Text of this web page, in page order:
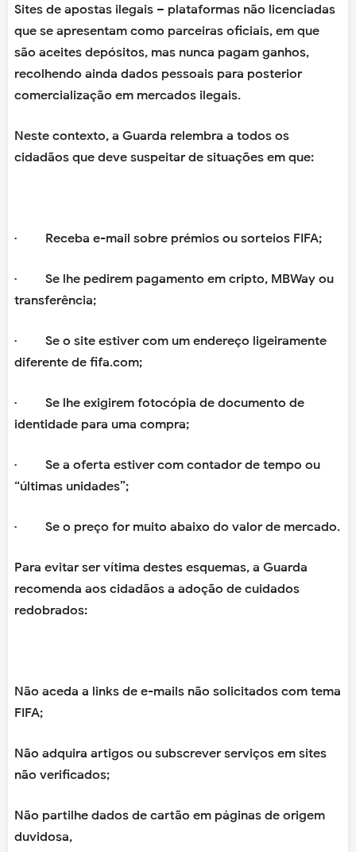
Sites de apostas ilegais – plataformas não licenciadas
que se apresentam como parceiras oficiais, em que
são aceites depósitos, mas nunca pagam ganhos,
recolhendo ainda dados pessoais para posterior
comercialização em mercados ilegais.
Neste contexto, a Guarda relembra a todos os
cidadãos que deve suspeitar de situações em que:
· Receba e-mail sobre prémios ou sorteios FIFA;
· Se lhe pedirem pagamento em cripto, MBWay ou
transferência;
· Se o site estiver com um endereço ligeiramente
diferente de fifa.com;
· Se lhe exigirem fotocópia de documento de
identidade para uma compra;
· Se a oferta estiver com contador de tempo ou
“últimas unidades”;
· Se o preço for muito abaixo do valor de mercado.
Para evitar ser vítima destes esquemas, a Guarda
recomenda aos cidadãos a adoção de cuidados
redobrados:
Não aceda a links de e-mails não solicitados com tema
FIFA;
Não adquira artigos ou subscrever serviços em sites
não verificados;
Não partilhe dados de cartão em páginas de origem
duvidosa,